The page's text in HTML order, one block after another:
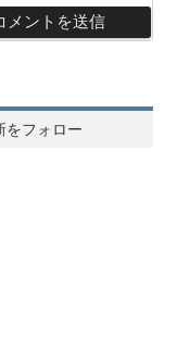
をフォロー